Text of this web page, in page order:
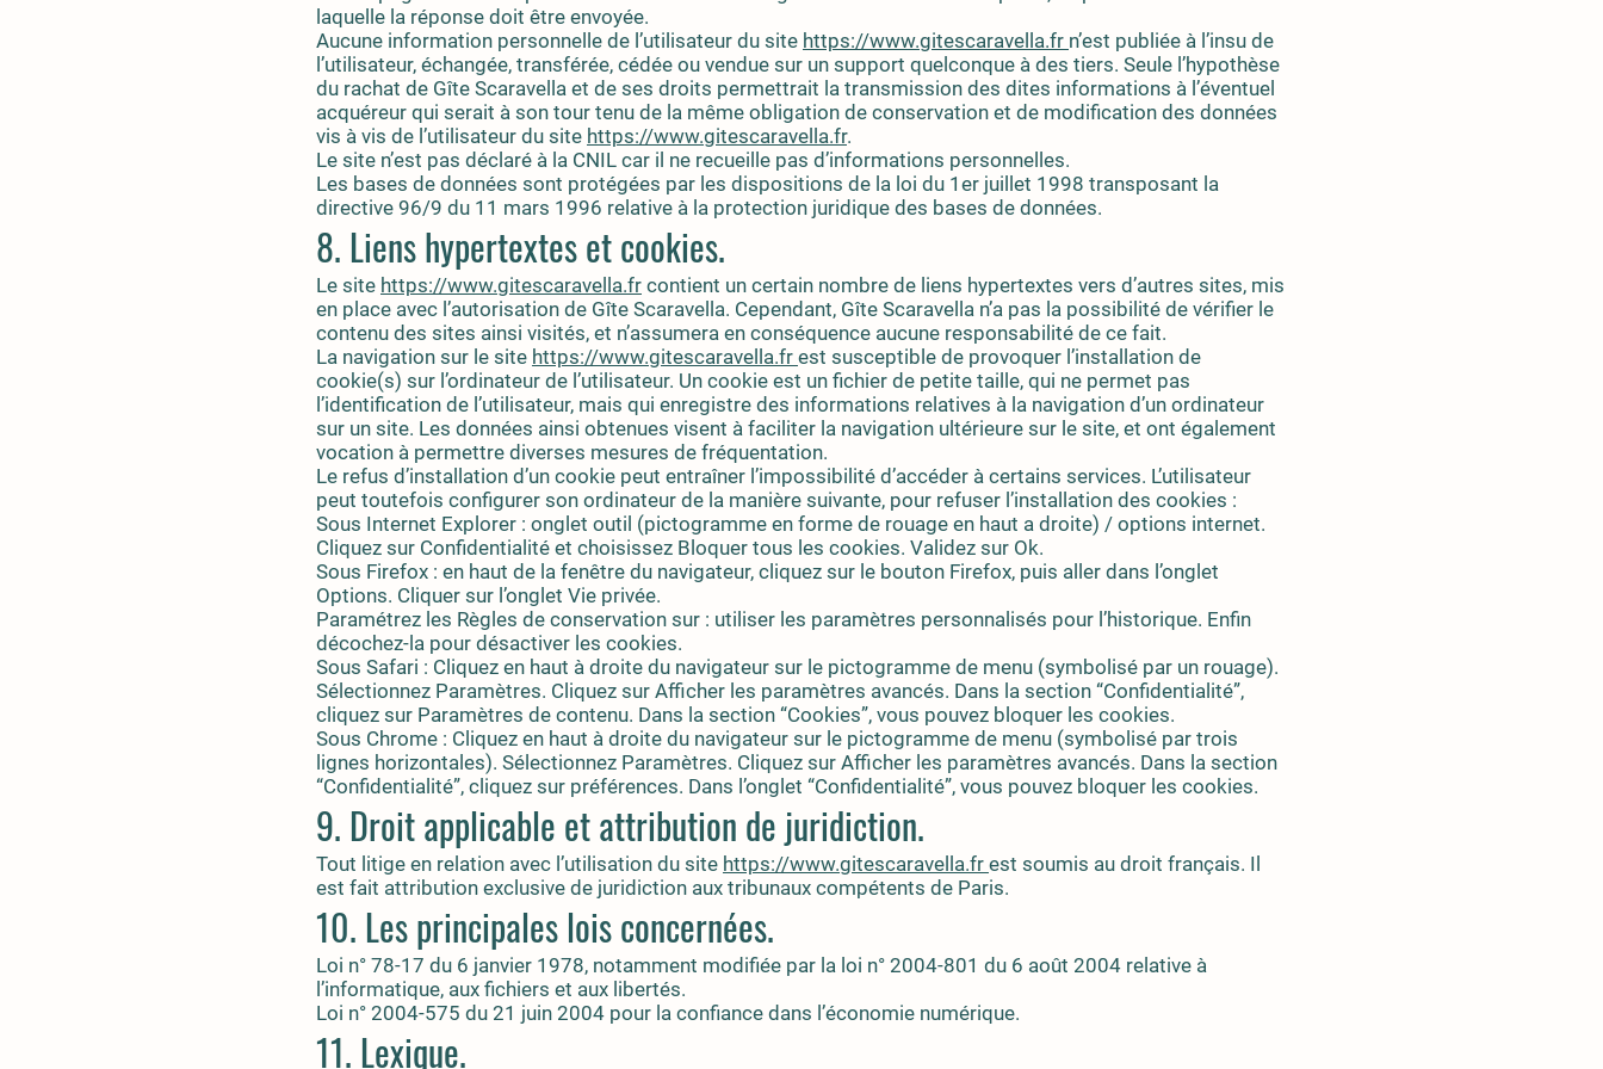
laquelle la réponse doit être envoyée.
Aucune information personnelle de l’utilisateur du site https://www.gitescaravella.fr n’est publiée à l’insu de
l’utilisateur, échangée, transférée, cédée ou vendue sur un support quelconque à des tiers. Seule l’hypothèse
du rachat de Gîte Scaravella et de ses droits permettrait la transmission des dites informations à l’éventuel
acquéreur qui serait à son tour tenu de la même obligation de conservation et de modification des données
vis à vis de l’utilisateur du site https://www.gitescaravella.fr.
Le site n’est pas déclaré à la CNIL car il ne recueille pas d’informations personnelles.
Les bases de données sont protégées par les dispositions de la loi du 1er juillet 1998 transposant la
directive 96/9 du 11 mars 1996 relative à la protection juridique des bases de données.
8. Liens hypertextes et cookies.
Le site https://www.gitescaravella.fr contient un certain nombre de liens hypertextes vers d’autres sites, mis
en place avec l’autorisation de Gîte Scaravella. Cependant, Gîte Scaravella n’a pas la possibilité de vérifier le
contenu des sites ainsi visités, et n’assumera en conséquence aucune responsabilité de ce fait.
La navigation sur le site https://www.gitescaravella.fr est susceptible de provoquer l’installation de
cookie(s) sur l’ordinateur de l’utilisateur. Un cookie est un fichier de petite taille, qui ne permet pas
l’identification de l’utilisateur, mais qui enregistre des informations relatives à la navigation d’un ordinateur
sur un site. Les données ainsi obtenues visent à faciliter la navigation ultérieure sur le site, et ont également
vocation à permettre diverses mesures de fréquentation.
Le refus d’installation d’un cookie peut entraîner l’impossibilité d’accéder à certains services. L’utilisateur
peut toutefois configurer son ordinateur de la manière suivante, pour refuser l’installation des cookies :
Sous Internet Explorer : onglet outil (pictogramme en forme de rouage en haut a droite) / options internet.
Cliquez sur Confidentialité et choisissez Bloquer tous les cookies. Validez sur Ok.
Sous Firefox : en haut de la fenêtre du navigateur, cliquez sur le bouton Firefox, puis aller dans l’onglet
Options. Cliquer sur l’onglet Vie privée.
Paramétrez les Règles de conservation sur : utiliser les paramètres personnalisés pour l’historique. Enfin
décochez-la pour désactiver les cookies.
Sous Safari : Cliquez en haut à droite du navigateur sur le pictogramme de menu (symbolisé par un rouage).
Sélectionnez Paramètres. Cliquez sur Afficher les paramètres avancés. Dans la section “Confidentialité”,
cliquez sur Paramètres de contenu. Dans la section “Cookies”, vous pouvez bloquer les cookies.
Sous Chrome : Cliquez en haut à droite du navigateur sur le pictogramme de menu (symbolisé par trois
lignes horizontales). Sélectionnez Paramètres. Cliquez sur Afficher les paramètres avancés. Dans la section
“Confidentialité”, cliquez sur préférences. Dans l’onglet “Confidentialité”, vous pouvez bloquer les cookies.
9. Droit applicable et attribution de juridiction.
Tout litige en relation avec l’utilisation du site https://www.gitescaravella.fr est soumis au droit français. Il
est fait attribution exclusive de juridiction aux tribunaux compétents de Paris.
10. Les principales lois concernées.
Loi n° 78-17 du 6 janvier 1978, notamment modifiée par la loi n° 2004-801 du 6 août 2004 relative à
l’informatique, aux fichiers et aux libertés.
Loi n° 2004-575 du 21 juin 2004 pour la confiance dans l’économie numérique.
11. Lexique.